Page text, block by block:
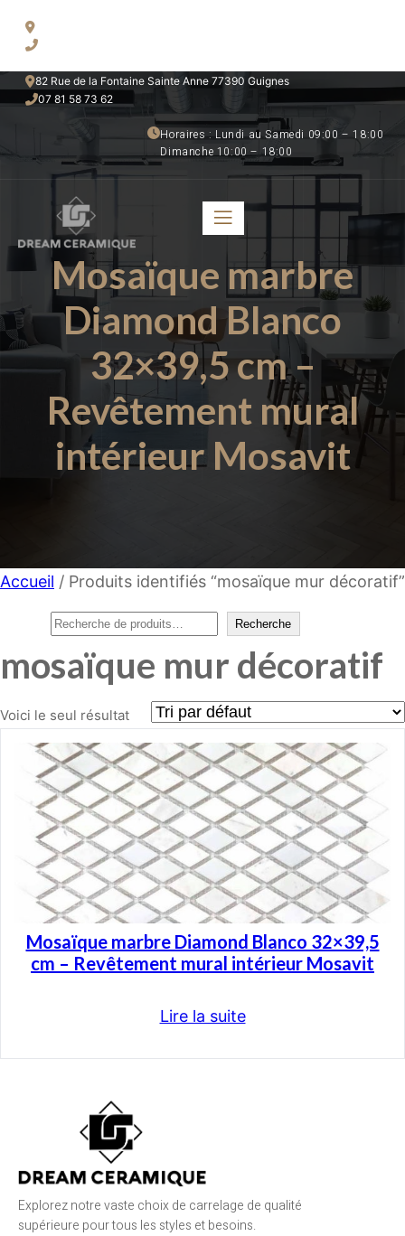
82 Rue de la Fontaine Sainte Anne 77390 Guignes
07 81 58 73 62
Horaires : Lundi au Samedi 09:00 – 18:00
Dimanche 10:00 – 18:00
Mosaïque marbre
Diamond Blanco
32×39,5 cm –
Revêtement mural
intérieur Mosavit
Accueil / Produits identifiés “mosaïque mur décoratif”
Rechercher Recherche
mosaïque mur décoratif
Voici le seul résultat
Mosaïque marbre Diamond Blanco 32×39,5
cm – Revêtement mural intérieur Mosavit
Lire la suite
Explorez notre vaste choix de carrelage de qualité
supérieure pour tous les styles et besoins.